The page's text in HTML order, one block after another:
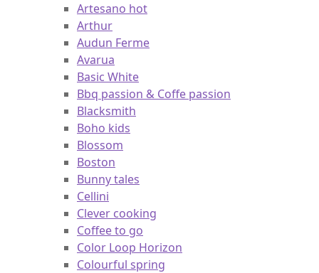
Artesano hot
Arthur
Audun Ferme
Avarua
Basic White
Bbq passion & Coffe passion
Blacksmith
Boho kids
Blossom
Boston
Bunny tales
Cellini
Clever cooking
Coffee to go
Color Loop Horizon
Colourful spring